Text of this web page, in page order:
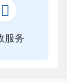

服务